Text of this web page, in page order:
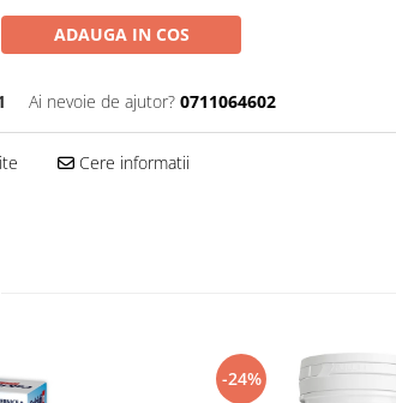
ADAUGA IN COS
Ai nevoie de ajutor? 0711064602
Cere informatii
-24%